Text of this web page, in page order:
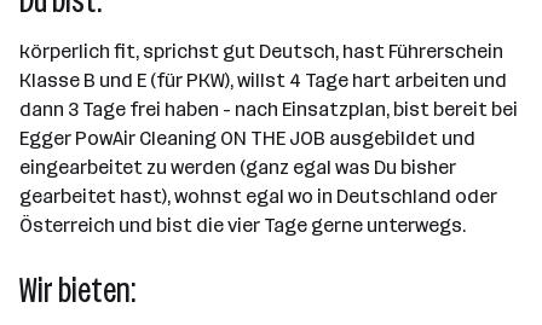
körperlich fit, sprichst gut Deutsch, hast Führerschein
Klasse B und E (für PKW), willst 4 Tage hart arbeiten und
dann 3 Tage frei haben - nach Einsatzplan, bist bereit bei
Egger PowAir Cleaning ON THE JOB ausgebildet und
eingearbeitet zu werden (ganz egal was Du bisher
gearbeitet hast), wohnst egal wo in Deutschland oder
Österreich und bist die vier Tage gerne unterwegs.
Wir bieten: